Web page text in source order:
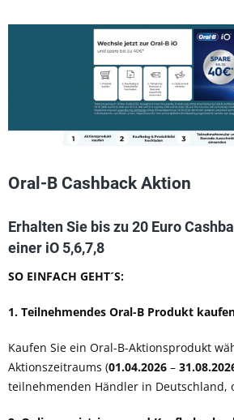
Oral-B Cashback Aktion
Erhalten Sie bis zu 20 Euro
einer iO 5,6,7,8
SO EINFACH GEHT´S:
1. Teilnehmendes Oral-B Produkt
Kaufen Sie ein Oral-B-Aktionsprodukt
Aktionszeitraums (01.04.2026 –
teilnehmenden Händler in Deutschland,